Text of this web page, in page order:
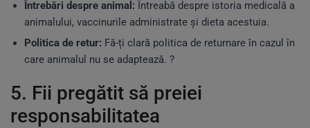
Întrebări despre animal: Întreabă despre istoria medicală a
animalului, vaccinurile administrate și dieta acestuia.
Politica de retur: Fă-ți clară politica de returnare în cazul în
care animalul nu se adaptează. ?
5. Fii pregătit să preiei
responsabilitatea